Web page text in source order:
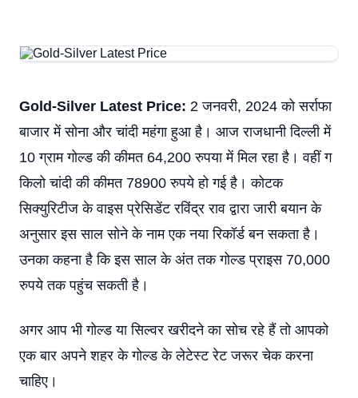
Gold-Silver Latest Price: 2 जनवरी, 2024 को सर्राफा
बाजार में सोना और चांदी महंगा हुआ है। आज राजधानी दिल्ली में
10 ग्राम गोल्ड की कीमत 64,200 रुपया में मिल रहा है। वहीं ग
किलो चांदी की कीमत 78900 रुपये हो गई है। कोटक
सिक्युरिटीज के वाइस प्रेसिडेंट रविंद्र राव द्वारा जारी बयान के
अनुसार इस साल सोने के नाम एक नया रिकॉर्ड बन सकता है।
उनका कहना है कि इस साल के अंत तक गोल्ड प्राइस 70,000
रुपये तक पहुंच सकती है।
अगर आप भी गोल्ड या सिल्वर खरीदने का सोच रहे हैं तो आपको
एक बार अपने शहर के गोल्ड के लेटेस्ट रेट जरूर चेक करना
चाहिए।